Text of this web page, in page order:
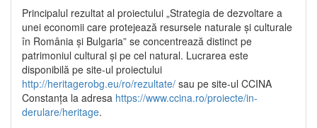
Principalul rezultat al proiectului „Strategia de dezvoltare a
unei economii care protejează resursele naturale și culturale
în România și Bulgaria” se concentrează distinct pe
patrimoniul cultural și pe cel natural. Lucrarea este
disponibilă pe site-ul proiectului
http://heritagerobg.eu/ro/rezultate/ sau pe site-ul CCINA
Constanța la adresa https://www.ccina.ro/proiecte/in-
derulare/heritage.